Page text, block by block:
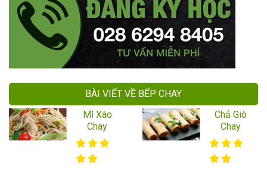
BÀI VIẾT VỀ BẾP CHAY
Mì Xào
Chay
Chả Giò
Chay